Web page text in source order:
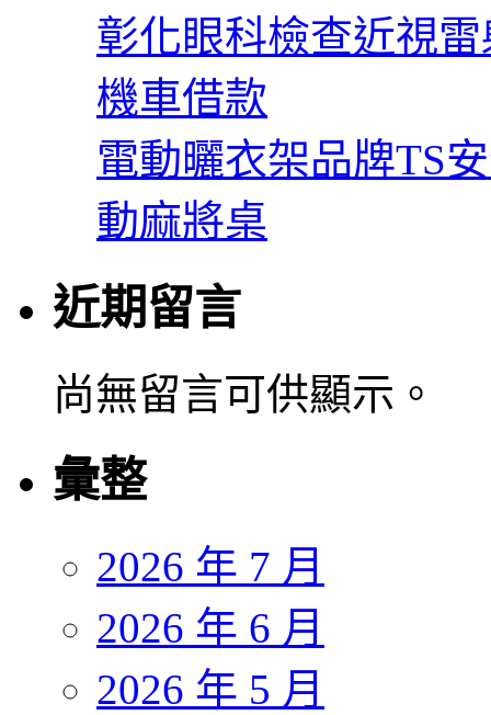
彰化眼科檢查近視
機車借款
電動曬衣架品牌TS
動麻將桌
近期留言
尚無留言可供顯示。
彙整
2026 年 7 月
2026 年 6 月
2026 年 5 月